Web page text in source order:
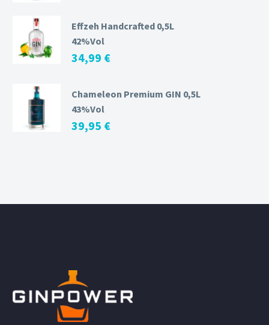
Effzeh Handcrafted 0,5L
42%Vol
34,99 €
Chameleon Premium GIN 0,5L
43%Vol
39,95 €